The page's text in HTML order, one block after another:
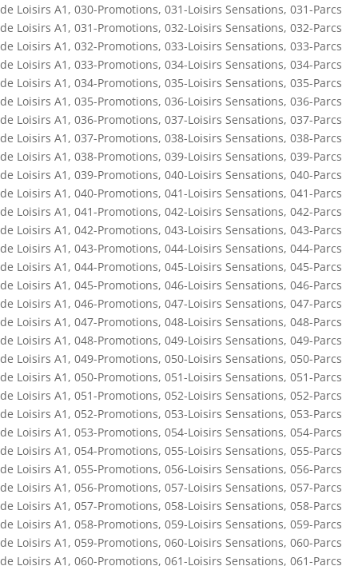
de Loisirs A1 , 030-Promotions, 031-Loisirs Sensations, 031-Parcs
de Loisirs A1 , 031-Promotions, 032-Loisirs Sensations, 032-Parcs
de Loisirs A1 , 032-Promotions, 033-Loisirs Sensations, 033-Parcs
de Loisirs A1 , 033-Promotions, 034-Loisirs Sensations, 034-Parcs
de Loisirs A1 , 034-Promotions, 035-Loisirs Sensations, 035-Parcs
de Loisirs A1 , 035-Promotions, 036-Loisirs Sensations, 036-Parcs
de Loisirs A1 , 036-Promotions, 037-Loisirs Sensations, 037-Parcs
de Loisirs A1 , 037-Promotions, 038-Loisirs Sensations, 038-Parcs
de Loisirs A1 , 038-Promotions, 039-Loisirs Sensations, 039-Parcs
de Loisirs A1 , 039-Promotions, 040-Loisirs Sensations, 040-Parcs
de Loisirs A1 , 040-Promotions, 041-Loisirs Sensations, 041-Parcs
de Loisirs A1 , 041-Promotions, 042-Loisirs Sensations, 042-Parcs
de Loisirs A1 , 042-Promotions, 043-Loisirs Sensations, 043-Parcs
de Loisirs A1 , 043-Promotions, 044-Loisirs Sensations, 044-Parcs
de Loisirs A1 , 044-Promotions, 045-Loisirs Sensations, 045-Parcs
de Loisirs A1 , 045-Promotions, 046-Loisirs Sensations, 046-Parcs
de Loisirs A1 , 046-Promotions, 047-Loisirs Sensations, 047-Parcs
de Loisirs A1 , 047-Promotions, 048-Loisirs Sensations, 048-Parcs
de Loisirs A1 , 048-Promotions, 049-Loisirs Sensations, 049-Parcs
de Loisirs A1 , 049-Promotions, 050-Loisirs Sensations, 050-Parcs
de Loisirs A1 , 050-Promotions, 051-Loisirs Sensations, 051-Parcs
de Loisirs A1 , 051-Promotions, 052-Loisirs Sensations, 052-Parcs
de Loisirs A1 , 052-Promotions, 053-Loisirs Sensations, 053-Parcs
de Loisirs A1 , 053-Promotions, 054-Loisirs Sensations, 054-Parcs
de Loisirs A1 , 054-Promotions, 055-Loisirs Sensations, 055-Parcs
de Loisirs A1 , 055-Promotions, 056-Loisirs Sensations, 056-Parcs
de Loisirs A1 , 056-Promotions, 057-Loisirs Sensations, 057-Parcs
de Loisirs A1 , 057-Promotions, 058-Loisirs Sensations, 058-Parcs
de Loisirs A1 , 058-Promotions, 059-Loisirs Sensations, 059-Parcs
de Loisirs A1 , 059-Promotions, 060-Loisirs Sensations, 060-Parcs
de Loisirs A1 , 060-Promotions, 061-Loisirs Sensations, 061-Parcs